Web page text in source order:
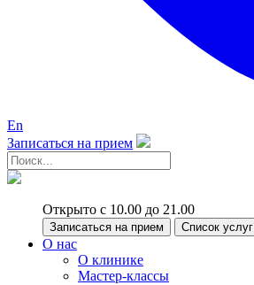
En
Записаться на прием
Открыто с 10.00 до 21.00
Записаться на прием Список услуг
О нас
О клинике
Мастер-классы